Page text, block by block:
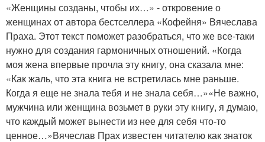
«Женщины созданы, чтобы их…» - откровение о
женщинах от автора бестселлера «Кофейня» Вячеслава
Праха. Этот текст поможет разобраться, что же все-таки
нужно для создания гармоничных отношений. «Когда
моя жена впервые прочла эту книгу, она сказала мне:
«Как жаль, что эта книга не встретилась мне раньше.
Когда я еще не знала тебя и не знала себя…»«Не важно,
мужчина или женщина возьмет в руки эту книгу, я думаю,
что каждый может вынести из нее для себя что-то
ценное…»Вячеслав Прах известен читателю как знаток